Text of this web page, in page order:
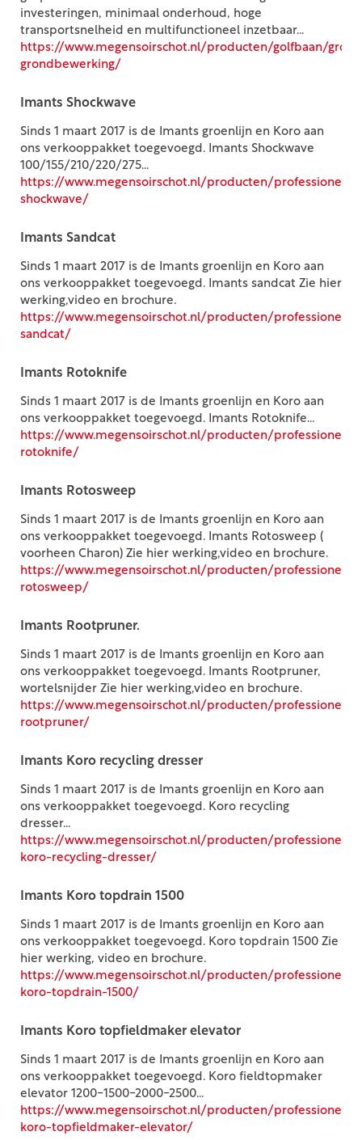
investeringen, minimaal onderhoud, hoge
transportsnelheid en multifunctioneel inzetbaar...
https://www.megensoirschot.nl/producten/golfbaan/
grondbewerking/
Imants Shockwave
Sinds 1 maart 2017 is de Imants groenlijn en Koro aan
ons verkooppakket toegevoegd. Imants Shockwave
100/155/210/220/275...
https://www.megensoirschot.nl/producten/
shockwave/
Imants Sandcat
Sinds 1 maart 2017 is de Imants groenlijn en Koro aan
ons verkooppakket toegevoegd. Imants sandcat Zie hier
werking,video en brochure.
https://www.megensoirschot.nl/producten/
sandcat/
Imants Rotoknife
Sinds 1 maart 2017 is de Imants groenlijn en Koro aan
ons verkooppakket toegevoegd. Imants Rotoknife...
https://www.megensoirschot.nl/producten/
rotoknife/
Imants Rotosweep
Sinds 1 maart 2017 is de Imants groenlijn en Koro aan
ons verkooppakket toegevoegd. Imants Rotosweep (
voorheen Charon) Zie hier werking,video en brochure.
https://www.megensoirschot.nl/producten/
rotosweep/
Imants Rootpruner.
Sinds 1 maart 2017 is de Imants groenlijn en Koro aan
ons verkooppakket toegevoegd. Imants Rootpruner,
wortelsnijder Zie hier werking,video en brochure.
https://www.megensoirschot.nl/producten/
rootpruner/
Imants Koro recycling dresser
Sinds 1 maart 2017 is de Imants groenlijn en Koro aan
ons verkooppakket toegevoegd. Koro recycling
dresser...
https://www.megensoirschot.nl/producten/
koro-recycling-dresser/
Imants Koro topdrain 1500
Sinds 1 maart 2017 is de Imants groenlijn en Koro aan
ons verkooppakket toegevoegd. Koro topdrain 1500 Zie
hier werking, video en brochure.
https://www.megensoirschot.nl/producten/
koro-topdrain-1500/
Imants Koro topfieldmaker elevator
Sinds 1 maart 2017 is de Imants groenlijn en Koro aan
ons verkooppakket toegevoegd. Koro fieldtopmaker
elevator 1200-1500-2000-2500...
https://www.megensoirschot.nl/producten/
koro-topfieldmaker-elevator/